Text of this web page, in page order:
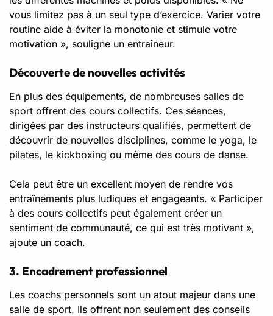
vous limitez pas à un seul type d’exercice. Varier votre
routine aide à éviter la monotonie et stimule votre
motivation », souligne un entraîneur.
Découverte de nouvelles activités
En plus des équipements, de nombreuses salles de
sport offrent des cours collectifs. Ces séances,
dirigées par des instructeurs qualifiés, permettent de
découvrir de nouvelles disciplines, comme le yoga, le
pilates, le kickboxing ou même des cours de danse.
Cela peut être un excellent moyen de rendre vos
entraînements plus ludiques et engageants. « Participer
à des cours collectifs peut également créer un
sentiment de communauté, ce qui est très motivant »,
ajoute un coach.
3. Encadrement professionnel
Les coachs personnels sont un atout majeur dans une
salle de sport. Ils offrent non seulement des conseils